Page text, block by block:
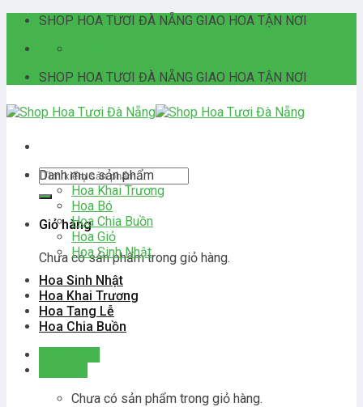
Skip
content
SHOP HOA TƯƠI ĐÀ NẴNG GIAO HOA TẬN NƠI
SHOP HOA TƯƠI ĐÀ NẴNG GIAO HOA TẬN NƠI
Tìm
kiếm:
Giỏ hàng
Chưa có sản phẩm trong giỏ hàng.
Danh mục sản phẩm
Hoa Khai Trương
Hoa Bó
Hoa Chia Buồn
Hoa Giỏ
Hoa Sinh Nhật
Hoa Sinh Nhật
Hoa Khai Trương
Hoa Tang Lễ
Hoa Chia Buồn
Chưa có sản phẩm trong giỏ hàng.